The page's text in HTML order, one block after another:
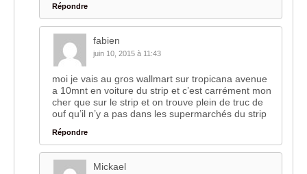
Répondre
fabien
juin 10, 2015 à 11:43
moi je vais au gros wallmart sur tropicana avenue
a 10mnt en voiture du strip et c’est carrément mon
cher que sur le strip et on trouve plein de truc de
ouf qu’il n’y a pas dans les supermarchés du strip
Répondre
Mickael